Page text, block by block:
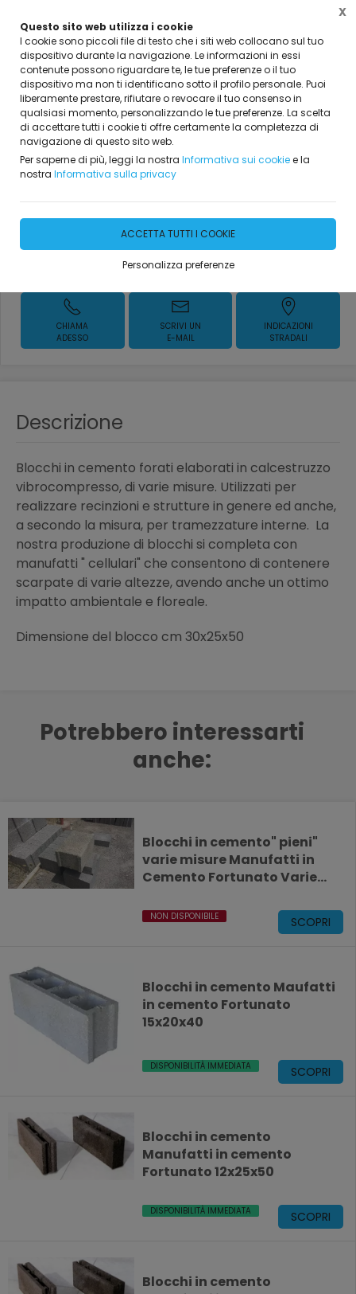
Questo sito web utilizza i cookie
I cookie sono piccoli file di testo che i siti web collocano sul tuo
dispositivo durante la navigazione. Le informazioni in essi
contenute possono riguardare te, le tue preferenze o il tuo
dispositivo ma non ti identificano sotto il profilo personale. Puoi
liberamente prestare, rifiutare o revocare il tuo consenso in
qualsiasi momento, personalizzando le tue preferenze. La scelta
di accettare tutti i cookie ti offre certamente la completezza di
navigazione di questo sito web.
Per saperne di più, leggi la nostra Informativa sui cookiee la
nostra Informativa sulla privacy
ACCETTA TUTTI I COOKIE
Personalizza preferenze
X
Home I nostri prodotti Blocchi in cemento
Blocchi in cemento
Manufatti in Cemento
Fortunato 30x25x50
DISPONIBILITÀ IMMEDIATA
Richiedi Informazioni
CHIAMA
ADESSO
SCRIVI UN
E-MAIL
INDICAZIONI
STRADALI
Descrizione
Blocchi in cemento forati elaborati in calcestruzzo
vibrocompresso, di varie misure. Utilizzati per
realizzare recinzioni e strutture in genere ed anche,
a secondo la misura, per tramezzature interne. La
nostra produzione di blocchi si completa con
manufatti " cellulari" che consentono di contenere
scarpate di varie altezze, avendo anche un ottimo
impatto ambientale e floreale.
Dimensione del blocco cm 30x25x50
Potrebbero interessarti
anche:
Blocchi in cemento" pieni"
varie misure Manufatti in
Cemento Fortunato Varie
NON DISPONIBILE SCOPRI
Blocchi in cemento Maufatti
in cemento Fortunato
15x20x40
DISPONIBILITÀ IMMEDIATA SCOPRI
Blocchi in cemento
Manufatti in cemento
Fortunato 12x25x50
DISPONIBILITÀ IMMEDIATA SCOPRI
Blocchi in cemento